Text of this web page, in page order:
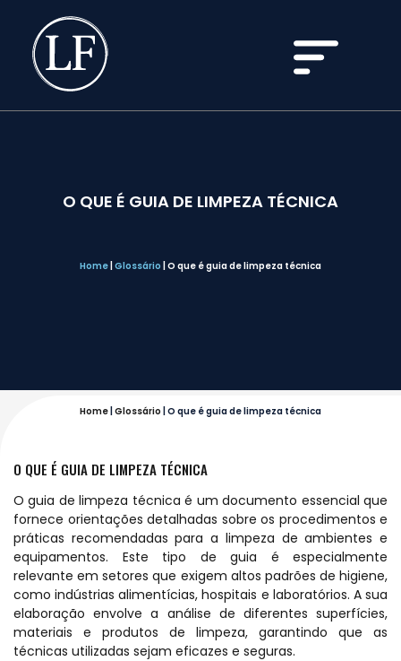
O QUE É GUIA DE LIMPEZA TÉCNICA
Home Glossário O que é guia de limpeza técnica
Home Glossário O que é guia de limpeza técnica
O QUE É GUIA DE LIMPEZA TÉCNICA
O guia de limpeza técnica é um documento essencial que
fornece orientações detalhadas sobre os procedimentos e
práticas recomendadas para a limpeza de ambientes e
equipamentos. Este tipo de guia é especialmente
relevante em setores que exigem altos padrões de higiene,
como indústrias alimentícias, hospitais e laboratórios. A sua
elaboração envolve a análise de diferentes superfícies,
materiais e produtos de limpeza, garantindo que as
técnicas utilizadas sejam eficazes e seguras.